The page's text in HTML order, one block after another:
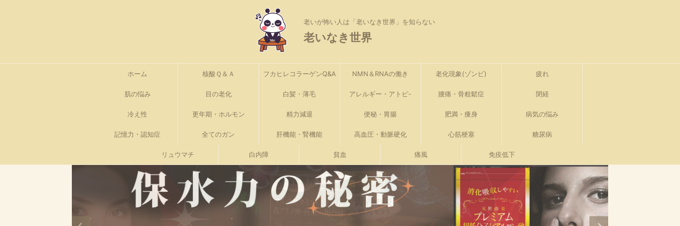
老いが怖い人は「老いなき世界」を知らない
老いなき世界
ホーム 核酸Ｑ＆Ａ フカヒレコラーゲンQ&A NMN＆RNAの働き 老化現象(ゾンビ) 疲れ
肌の悩み 目の老化 白髪・薄毛 アレルギー・アトピ- 腰痛・骨粗鬆症 閉経
冷え性 更年期・ホルモン 精力減退 便秘・胃腸 肥満・痩身 病気の悩み
記憶力・認知症 全てのガン 肝機能・腎機能 高血圧・動脈硬化 心筋梗塞 糖尿病
リュウマチ 白内障 貧血 痛風 免疫低下